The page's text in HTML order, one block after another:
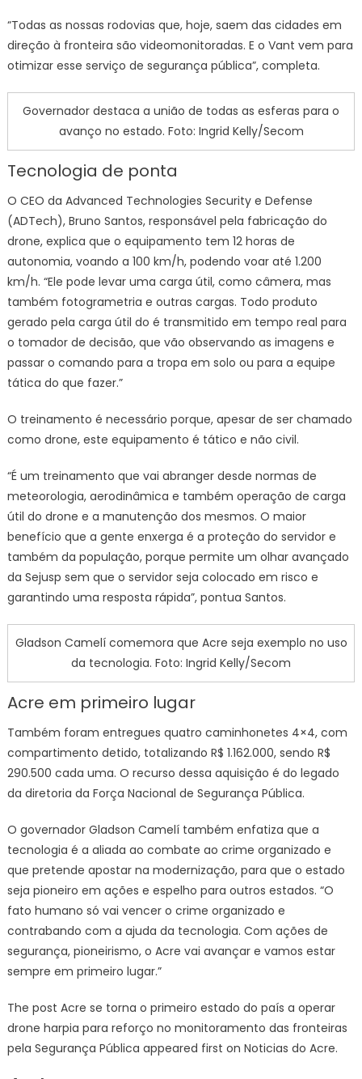
“Todas as nossas rodovias que, hoje, saem das cidades em
direção à fronteira são videomonitoradas. E o Vant vem para
otimizar esse serviço de segurança pública”, completa.
Governador destaca a união de todas as esferas para o
avanço no estado. Foto: Ingrid Kelly/Secom
Tecnologia de ponta
O CEO da Advanced Technologies Security e Defense
(ADTech), Bruno Santos, responsável pela fabricação do
drone, explica que o equipamento tem 12 horas de
autonomia, voando a 100 km/h, podendo voar até 1.200
km/h. “Ele pode levar uma carga útil, como câmera, mas
também fotogrametria e outras cargas. Todo produto
gerado pela carga útil do é transmitido em tempo real para
o tomador de decisão, que vão observando as imagens e
passar o comando para a tropa em solo ou para a equipe
tática do que fazer.”
O treinamento é necessário porque, apesar de ser chamado
como drone, este equipamento é tático e não civil.
“É um treinamento que vai abranger desde normas de
meteorologia, aerodinâmica e também operação de carga
útil do drone e a manutenção dos mesmos. O maior
benefício que a gente enxerga é a proteção do servidor e
também da população, porque permite um olhar avançado
da Sejusp sem que o servidor seja colocado em risco e
garantindo uma resposta rápida”, pontua Santos.
Gladson Camelí comemora que Acre seja exemplo no uso
da tecnologia. Foto: Ingrid Kelly/Secom
Acre em primeiro lugar
Também foram entregues quatro caminhonetes 4×4, com
compartimento detido, totalizando R$ 1.162.000, sendo R$
290.500 cada uma. O recurso dessa aquisição é do legado
da diretoria da Força Nacional de Segurança Pública.
O governador Gladson Camelí também enfatiza que a
tecnologia é a aliada ao combate ao crime organizado e
que pretende apostar na modernização, para que o estado
seja pioneiro em ações e espelho para outros estados. “O
fato humano só vai vencer o crime organizado e
contrabando com a ajuda da tecnologia. Com ações de
segurança, pioneirismo, o Acre vai avançar e vamos estar
sempre em primeiro lugar.”
The post Acre se torna o primeiro estado do país a operar
drone harpia para reforço no monitoramento das fronteiras
pela Segurança Pública appeared first on Noticias do Acre.